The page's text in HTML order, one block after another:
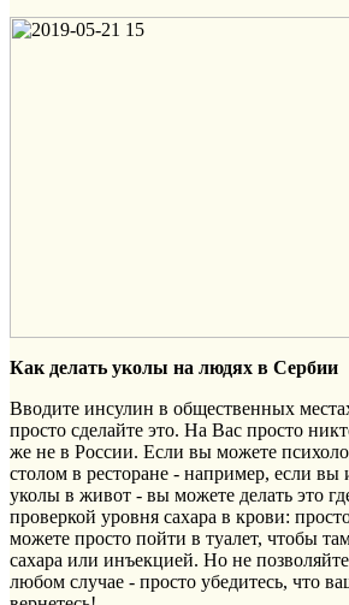
Как делать уколы на людях в Сербии
Вводите инсулин в общественных
просто сделайте это. На Вас просто
же не в России. Если вы можете
столом в ресторане - например, если вы
уколы в живот - вы можете делать это
проверкой уровня сахара в крови:
можете просто пойти в туалет, чтобы
сахара или инъекцией. Но не
любом случае - просто убедитесь, что